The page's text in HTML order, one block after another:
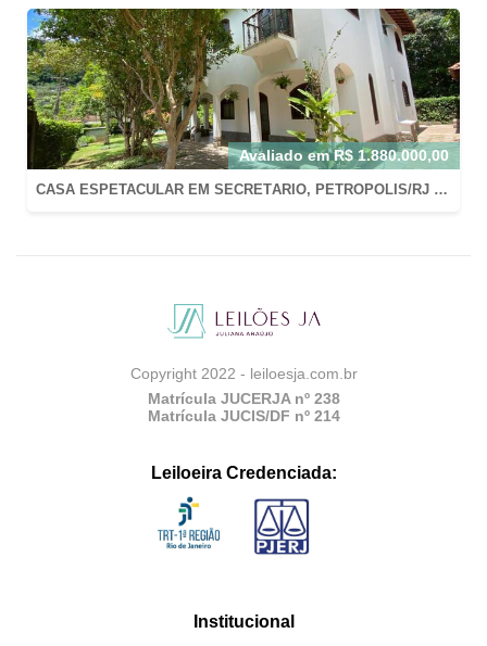
Avaliado emR$ 1.880.000,00
CASA ESPETACULAR EM SECRETÁRIO, PETRÓPOLIS/RJ COM AT: 800M2 E AC: 220M2 EM CONDOMÍNIO FECHADO
Copyright 2022 - leiloesja.com.br
Matrícula JUCERJA nº 238
Matrícula JUCIS/DF nº 214
Leiloeira Credenciada:
Institucional